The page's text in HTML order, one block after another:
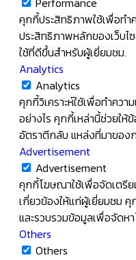
คุกกี้ประสิทธิภาพใช้เพื่อทำค
ประสิทธิภาพหลักของเว็บ
ใช้ที่ดีขึ้นสำหรับผู้เยี่ยมชม.
Analytics
Analytics
คุกกี้วิเคราะห์ใช้เพื่อทำควา
อย่างไร คุกกี้เหล่านี้ช่วยใ
อัตราตีกลับ แหล่งที่มาของ
Advertisement
Advertisement
คุกกี้โฆษณาใช้เพื่อจัดเตรี
เกี่ยวข้องให้แก่ผู้เยี่ยมชม
และรวบรวมข้อมูลเพื่อจัดห
Others
Others